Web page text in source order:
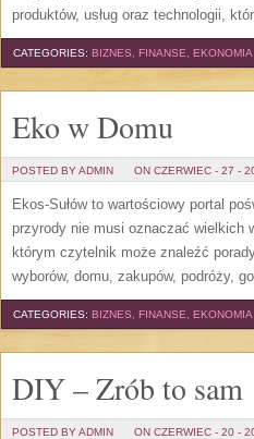
produktów, usług oraz technologii,
CATEGORIES: BIZNES, FINANSE, EKONOMIA
Eko w Domu
POSTED BY ADMIN ON CZERWIEC - 27 -
Ekos-Sułów to wartościowy portal
przyrody nie musi oznaczać wielkich
którym czytelnik może znaleźć
wyborów, domu, zakupów, podróży,
CATEGORIES: BIZNES, FINANSE, EKONOMIA
DIY – Zrób to sam
POSTED BY ADMIN ON CZERWIEC - 20 -